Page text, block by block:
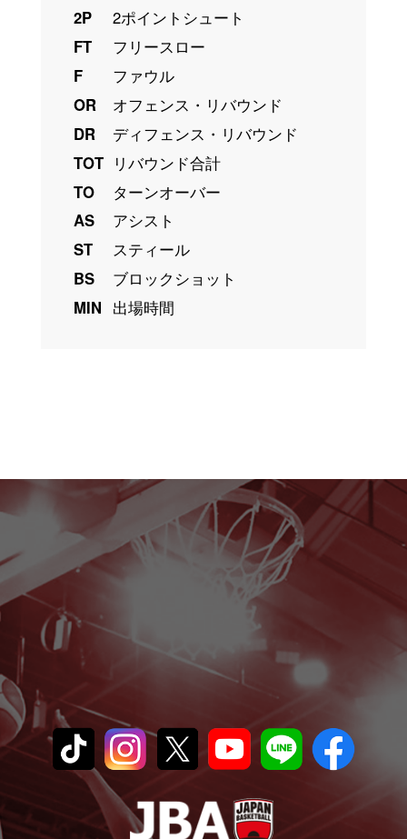
2P
2ポイントシュート
FT
フリースロー
F
ファウル
OR
オフェンス・リバウンド
DR
ディフェンス・リバウンド
TOT リバウンド合計
TO
ターンオーバー
AS
アシスト
ST
スティール
BS
ブロックショット
MIN 出場時間